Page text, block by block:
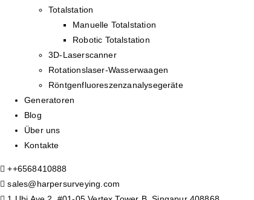
Totalstation
Manuelle Totalstation
Robotic Totalstation
3D-Laserscanner
Rotationslaser-Wasserwaagen
Röntgenfluoreszenzanalysegeräte
Generatoren
Blog
Über uns
Kontakte
++6568410888
sales@harpersurveying.com